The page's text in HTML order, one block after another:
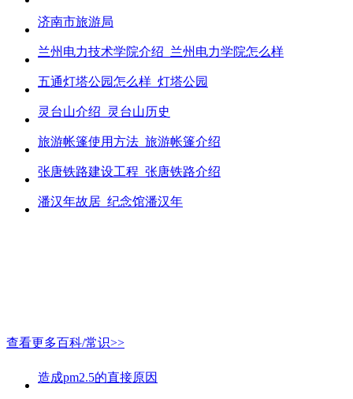
济南市旅游局
兰州电力技术学院介绍_兰州电力学院怎么样
五通灯塔公园怎么样_灯塔公园
灵台山介绍_灵台山历史
旅游帐篷使用方法_旅游帐篷介绍
张唐铁路建设工程_张唐铁路介绍
潘汉年故居_纪念馆潘汉年
查看更多百科/常识>>
造成pm2.5的直接原因